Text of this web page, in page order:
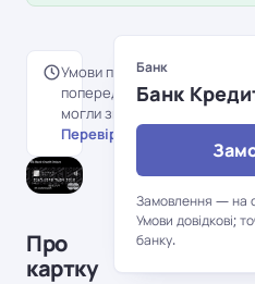
Умови перенесені з
попередньої версії порталу
могли змінитися.
Перевірити на сайті банку →
Про
картку
Банк
Банк
Замовлення — на
Умови довідкові;
банку.